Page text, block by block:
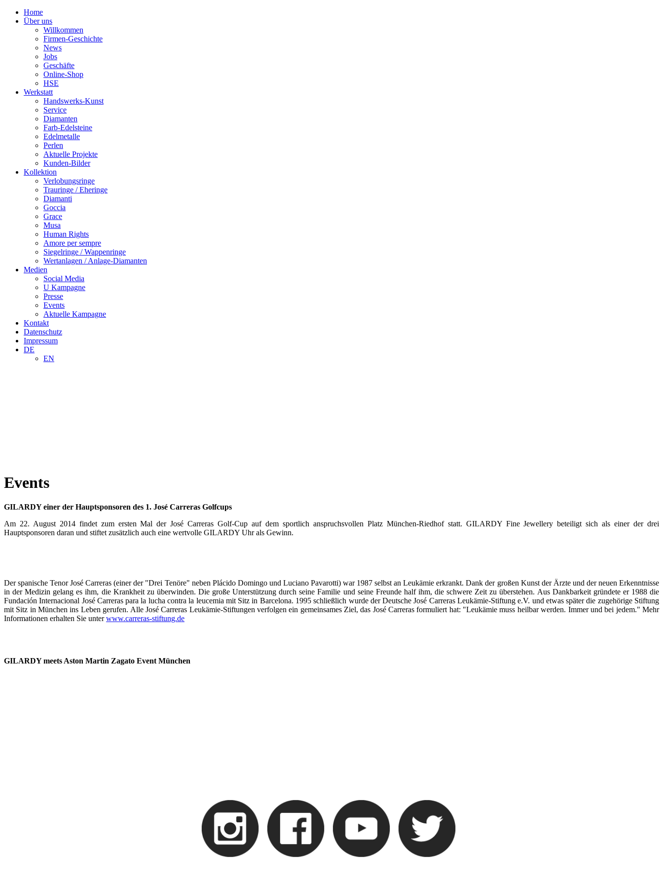
Home
Über uns
Willkommen
Firmen-Geschichte
News
Jobs
Geschäfte
Online-Shop
HSE
Werkstatt
Handswerks-Kunst
Service
Diamanten
Farb-Edelsteine
Edelmetalle
Perlen
Aktuelle Projekte
Kunden-Bilder
Kollektion
Verlobungsringe
Trauringe / Eheringe
Diamanti
Goccia
Grace
Musa
Human Rights
Amore per sempre
Siegelringe / Wappenringe
Wertanlagen / Anlage-Diamanten
Medien
Social Media
U Kampagne
Presse
Events
Aktuelle Kampagne
Kontakt
Datenschutz
Impressum
DE
EN
Events
GILARDY einer der Hauptsponsoren des 1. José Carreras Golfcups
Am 22. August 2014 findet zum ersten Mal der José Carreras Golf-Cup auf dem sportlich anspruchsvollen Platz München-Riedhof statt. GILARDY Fine Jewellery beteiligt sich als einer der drei
Hauptsponsoren daran und stiftet zusätzlich auch eine wertvolle GILARDY Uhr als Gewinn.
Der spanische Tenor José Carreras (einer der "Drei Tenöre" neben Plácido Domingo und Luciano Pavarotti) war 1987 selbst an Leukämie erkrankt. Dank der großen Kunst der Ärzte und der neuen Erkenntnisse
in der Medizin gelang es ihm, die Krankheit zu überwinden. Die große Unterstützung durch seine Familie und seine Freunde half ihm, die schwere Zeit zu überstehen. Aus Dankbarkeit gründete er 1988 die
Fundación Internacional José Carreras para la lucha contra la leucemia mit Sitz in Barcelona. 1995 schließlich wurde der Deutsche José Carreras Leukämie-Stiftung e.V. und etwas später die zugehörige Stiftung
mit Sitz in München ins Leben gerufen. Alle José Carreras Leukämie-Stiftungen verfolgen ein gemeinsames Ziel, das José Carreras formuliert hat: "Leukämie muss heilbar werden. Immer und bei jedem." Mehr
Informationen erhalten Sie unterwww.carreras-stiftung.de
GILARDY meets Aston Martin Zagato Event München